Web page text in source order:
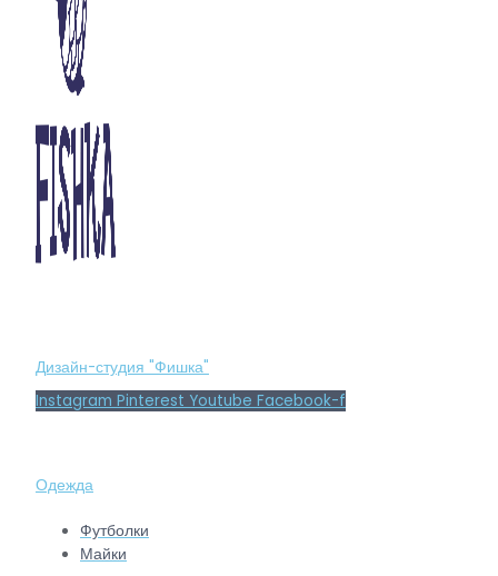
Дизайн-студия "Фишка"
Instagram Pinterest Youtube Facebook-f
Одежда
Футболки
Майки